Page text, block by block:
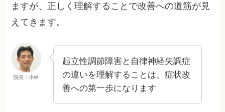
ますが、正しく理解することで改善への道筋が見
えてきます。
院長：小林
起立性調節障害と自律神経失調症
の違いを理解することは、症状改
善への第一歩になります